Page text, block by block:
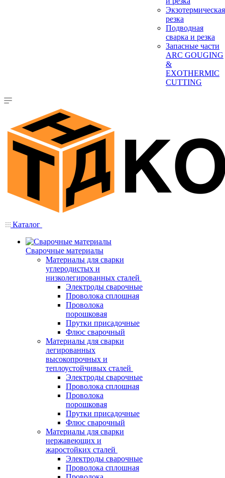
Экзотермическая
резка
Подводная
сварка и резка
Запасные части
ARC GOUGING
&
EXOTHERMIC
CUTTING
Каталог
Сварочные материалы
Материалы для сварки
углеродистых и
низколегированных сталей
Электроды сварочные
Проволока сплошная
Проволока
порошковая
Прутки присадочные
Флюс сварочный
Материалы для сварки
легированных
высокопрочных и
теплоустойчивых сталей
Электроды сварочные
Проволока сплошная
Проволока
порошковая
Прутки присадочные
Флюс сварочный
Материалы для сварки
нержавеющих и
жаростойких сталей
Электроды сварочные
Проволока сплошная